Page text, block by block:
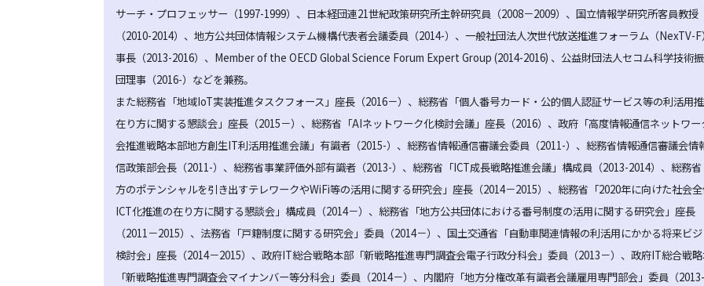
サーチ・プロフェッサー（1997-1999）、日本経団連21世紀政策研究所主幹研究員（2008－2009）、国立情報学研究所客員教授
（2010-2014）、地方公共団体情報システム機構代表者会議委員（2014-）、一般社団法人次世代放送推進フォーラム（NexTV-
事長（2013-2016）、Member of the OECD Global Science Forum Expert Group (2014-2016) 、公益財団法人セコム科学技術
団理事（2016-）などを兼務。
また総務省「地域IoT実装推進タスクフォース」座長（2016－）、総務省「個人番号カード・公的個人認証サービス等の利活用
在り方に関する懇談会」座長（2015－）、総務省「AIネットワーク化検討会議」座長（2016）、政府「高度情報通信ネットワー
会推進戦略本部地方創生IT利活用推進会議」有識者（2015-）、総務省情報通信審議会委員（2011-）、総務省情報通信審議会情
信政策部会長（2011-）、総務省事業評価外部有識者（2013-）、総務省「ICT成長戦略推進会議」構成員（2013-2014）、総務
方のポテンシャルを引き出すテレワークやWiFi等の活用に関する研究会」座長（2014－2015）、総務省「2020年に向けた社会
ICT化推進の在り方に関する懇談会」構成員（2014－）、総務省「地方公共団体における番号制度の活用に関する研究会」座長
（2011－2015）、法務省「戸籍制度に関する研究会」委員（2014－）、国土交通省「自動車関連情報の利活用にかかる将来ビ
検討会」座長（2014－2015）、政府IT総合戦略本部「新戦略推進専門調査会電子行政分科会」委員（2013－）、政府IT総合戦
「新戦略推進専門調査会マイナンバー等分科会」委員（2014－）、内閣府「地方分権改革有識者会議雇用専門部会」委員（2013-